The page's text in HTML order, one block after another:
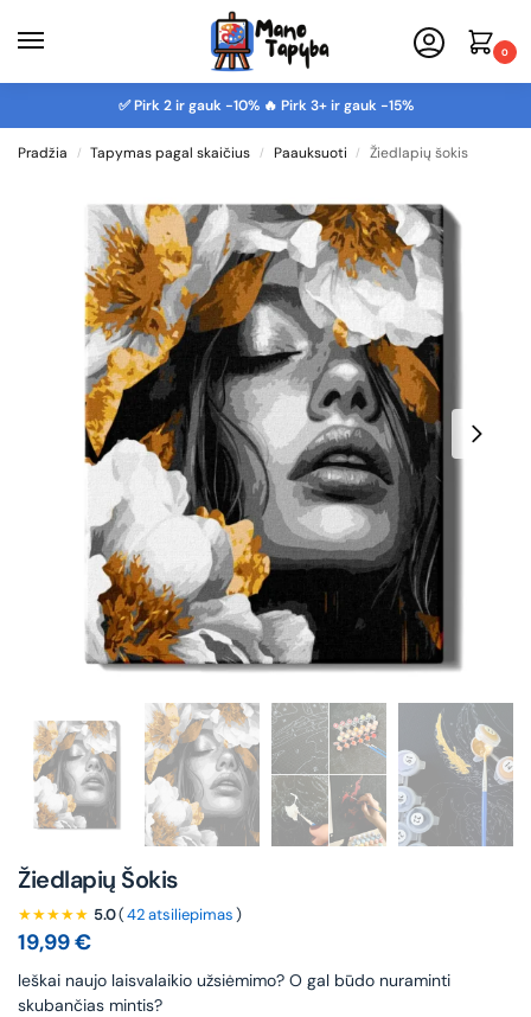
0
✅ Pirk 2 ir gauk -10% 🔥 Pirk 3+ ir gauk -15%
Pradžia / Tapymas pagal skaičius / Paauksuoti / Žiedlapių šokis
Žiedlapių Šokis
★★★★★ 5.0(42 atsiliepimas)
19,99€
leškai naujo laisvalaikio užsiėmimo? O gal būdo nuraminti
skubančias mintis?